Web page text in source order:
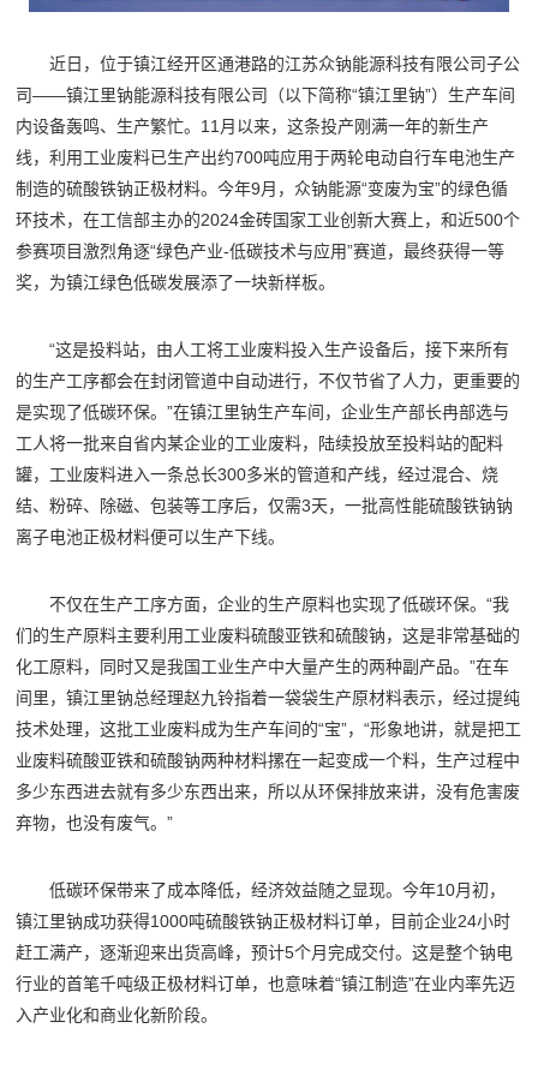
近日，位于镇江经开区通港路的江苏众钠能源科技有限公司子公
司——镇江里钠能源科技有限公司（以下简称“镇江里钠”）生产车间
内设备轰鸣、生产繁忙。11月以来，这条投产刚满一年的新生产
线，利用工业废料已生产出约700吨应用于两轮电动自行车电池生产
制造的硫酸铁钠正极材料。今年9月，众钠能源“变废为宝”的绿色循
环技术，在工信部主办的2024金砖国家工业创新大赛上，和近500个
参赛项目激烈角逐“绿色产业-低碳技术与应用”赛道，最终获得一等
奖，为镇江绿色低碳发展添了一块新样板。
“这是投料站，由人工将工业废料投入生产设备后，接下来所有
的生产工序都会在封闭管道中自动进行，不仅节省了人力，更重要的
是实现了低碳环保。”在镇江里钠生产车间，企业生产部长冉部选与
工人将一批来自省内某企业的工业废料，陆续投放至投料站的配料
罐，工业废料进入一条总长300多米的管道和产线，经过混合、烧
结、粉碎、除磁、包装等工序后，仅需3天，一批高性能硫酸铁钠钠
离子电池正极材料便可以生产下线。
不仅在生产工序方面，企业的生产原料也实现了低碳环保。“我
们的生产原料主要利用工业废料硫酸亚铁和硫酸钠，这是非常基础的
化工原料，同时又是我国工业生产中大量产生的两种副产品。”在车
间里，镇江里钠总经理赵九铃指着一袋袋生产原材料表示，经过提纯
技术处理，这批工业废料成为生产车间的“宝”，“形象地讲，就是把工
业废料硫酸亚铁和硫酸钠两种材料摞在一起变成一个料，生产过程中
多少东西进去就有多少东西出来，所以从环保排放来讲，没有危害废
弃物，也没有废气。”
低碳环保带来了成本降低，经济效益随之显现。今年10月初，
镇江里钠成功获得1000吨硫酸铁钠正极材料订单，目前企业24小时
赶工满产，逐渐迎来出货高峰，预计5个月完成交付。这是整个钠电
行业的首笔千吨级正极材料订单，也意味着“镇江制造”在业内率先迈
入产业化和商业化新阶段。